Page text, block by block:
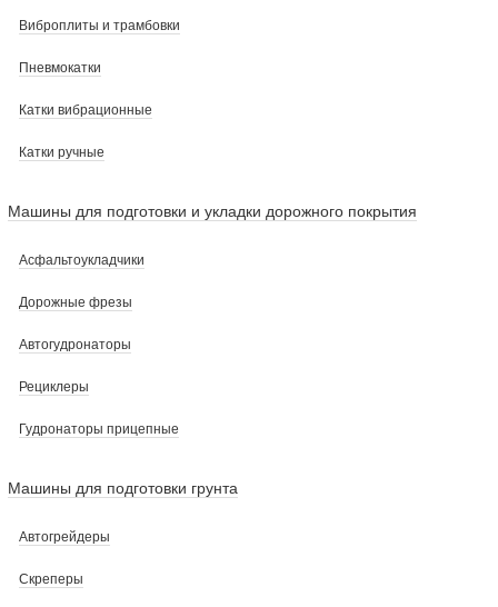
Виброплиты и трамбовки
Пневмокатки
Катки вибрационные
Катки ручные
Машины для подготовки и укладки дорожного покрытия
Асфальтоукладчики
Дорожные фрезы
Автогудронаторы
Рециклеры
Гудронаторы прицепные
Машины для подготовки грунта
Автогрейдеры
Скреперы